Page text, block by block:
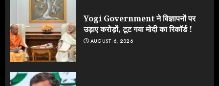
Yogi Government ने विज्ञापनों पर
उड़ाए करोड़ों, टूट गया मोदी का रिकॉर्ड !
AUGUST 6, 2026
4